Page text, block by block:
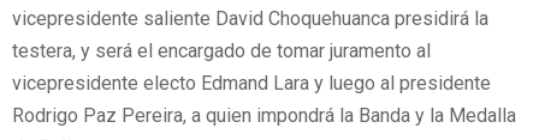
vicepresidente saliente David Choquehuanca presidirá la
testera, y será el encargado de tomar juramento al
vicepresidente electo Edmand Lara y luego al presidente
Rodrigo Paz Pereira, a quien impondrá la Banda y la Medalla